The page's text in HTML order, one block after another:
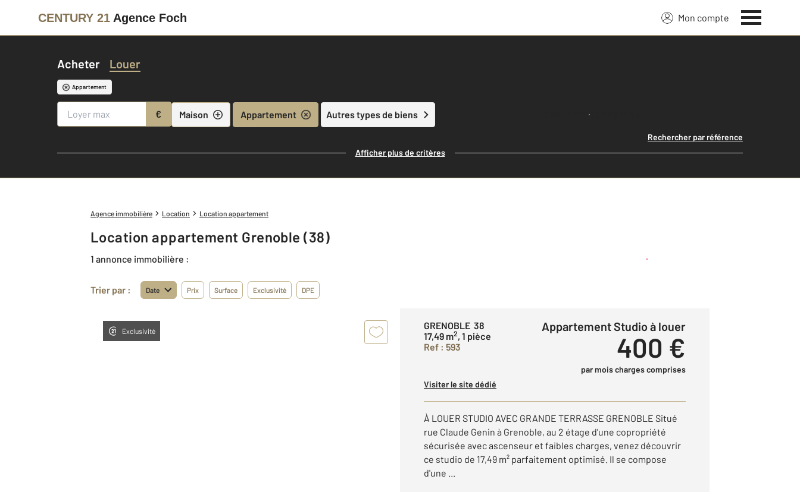
CENTURY 21 Agence Foch Mon compte
Acheter Louer
Appartement
€ Maison Appartement Autres types de biens Lancer ma recherche
Rechercher par référence
Afficher plus de critères
Agence immobilière Location Location appartement
Location appartement Grenoble (38)
1 annonce immobilière : Créer une alerte
Trier par : Date Prix Surface Exclusivité DPE
Exclusivité
GRENOBLE 38
17,49 m2, 1 pièce
Ref : 593
Appartement Studio à louer
400 €
par mois charges comprises
Visiter le site dédié
À LOUER STUDIO AVEC GRANDE TERRASSE GRENOBLE Situé
rue Claude Genin à Grenoble, au 2 étage d'une copropriété
sécurisée avec ascenseur et faibles charges, venez découvrir
ce studio de 17,49 m² parfaitement optimisé. Il se compose
d'une ...